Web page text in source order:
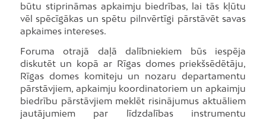
būtu stiprināmas apkaimju biedrības, lai tās kļūtu
vēl spēcīgākas un spētu pilnvērtīgi pārstāvēt savas
apkaimes intereses.
Foruma otrajā daļā dalībniekiem būs iespēja
diskutēt un kopā ar Rīgas domes priekšsēdētāju,
Rīgas domes komiteju un nozaru departamentu
pārstāvjiem, apkaimju koordinatoriem un apkaimju
biedrību pārstāvjiem meklēt risinājumus aktuāliem
jautājumiem par līdzdalības instrumentu